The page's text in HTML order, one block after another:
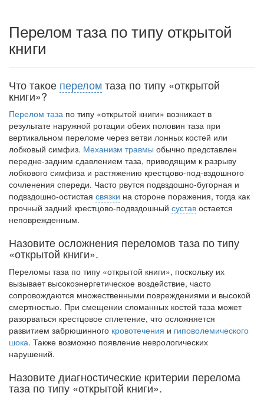
Перелом таза по типу открытой
книги
Что такое переломтаза по типу «открытой
книги»?
Перелом таза по типу «открытой книги» возникает в
результате наружной рота­ции обеих половин таза при
вертикальном переломе через ветви лонных костей или
лобковый симфиз. Механизм травмы обычно представлен
передне-задним сдавлением таза, приводящим к разрыву
лобкового симфиза и растяжению крестцово-под-вздошного
сочленения спереди. Часто рвутся подвздошно-бугорная и
подвздошно-остистая связки на стороне поражения, тогда как
прочный задний крестцово-подвздошный сустав остается
неповрежденным.
Назовите осложнения переломов таза по типу
«открытой книги».
Переломы таза по типу «открытой книги», поскольку их
вызывает высокоэнер­гетическое воздействие, часто
сопровождаются множественными повреждениями и высокой
смертностью. При смещении сломанных костей таза может
разорваться крестцовое сплетение, что осложняется
развитием забрюшинного кровотечения и гиповолемического
шока. Также возможно появление неврологических
нарушений.
Назовите диагностические критерии перелома
таза по типу «открытой книги».